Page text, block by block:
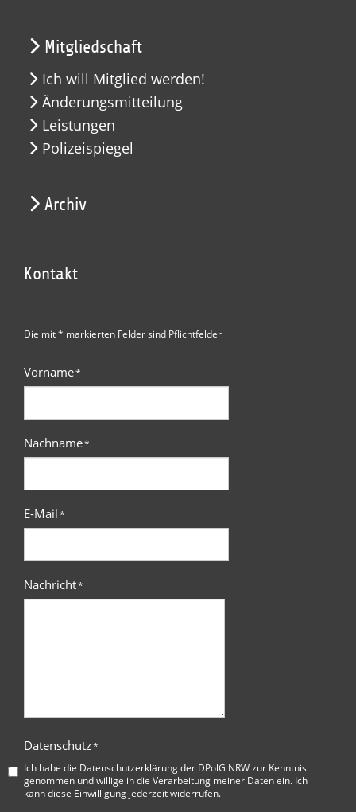
Mitgliedschaft
Ich will Mitglied werden!
Änderungsmitteilung
Leistungen
Polizeispiegel
Archiv
Kontakt
Die mit * markierten Felder sind Pflichtfelder
Vorname*
Nachname*
E-Mail*
Nachricht*
Datenschutz*
Ich habe die Datenschutzerklärung der DPolG NRWzur Kenntnis
genommen und willige in die Verarbeitung meiner Daten ein. Ich
kann diese Einwilligung jederzeit widerrufen.